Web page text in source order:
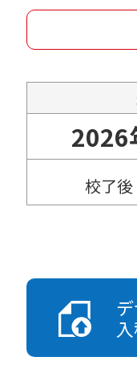
2026
校了後